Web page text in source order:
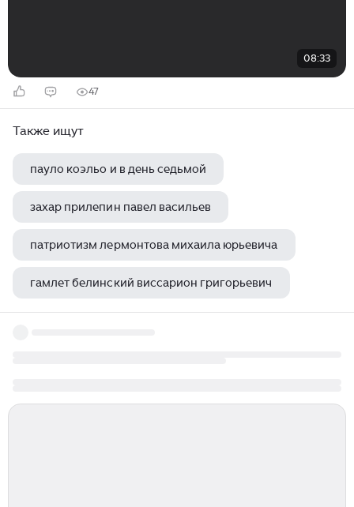
08:33
47
Также ищут
пауло коэльо и в день седьмой
захар прилепин павел васильев
патриотизм лермонтова михаила юрьевича
гамлет белинский виссарион григорьевич